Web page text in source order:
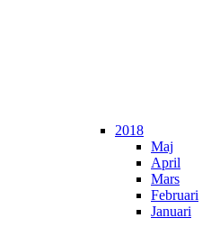
2018
Maj
April
Mars
Februari
Januari